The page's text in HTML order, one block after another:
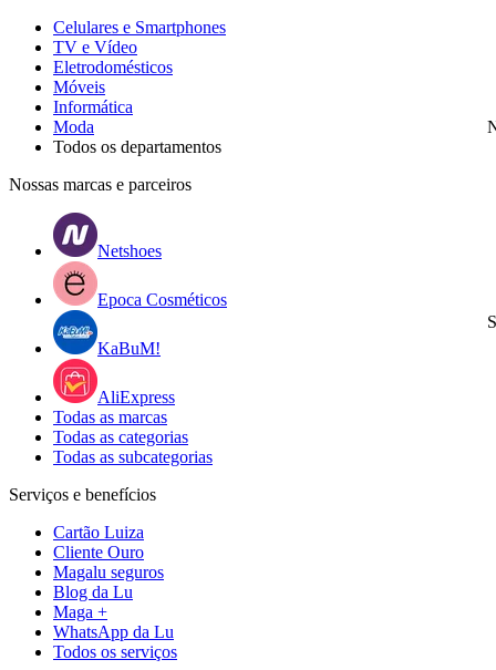
Celulares e Smartphones
TV e Vídeo
Eletrodomésticos
Móveis
Informática
Moda
Todos os departamentos
Nossas marcas e parceiros
Netshoes
Epoca Cosméticos
KaBuM!
AliExpress
Todas as marcas
Todas as categorias
Todas as subcategorias
Serviços e benefícios
Cartão Luiza
Cliente Ouro
Magalu seguros
Blog da Lu
Maga +
WhatsApp da Lu
Todos os serviços